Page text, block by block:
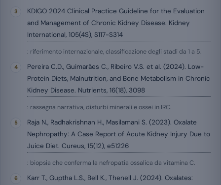
KDIGO 2024 Clinical Practice Guideline for the Evaluation
and Management of Chronic Kidney Disease. Kidney
International, 105(4S), S117-S314
: riferimento internazionale, classificazione degli stadi da 1 a 5.
Pereira C.D., Guimarães C., Ribeiro V.S. et al. (2024). Low-
Protein Diets, Malnutrition, and Bone Metabolism in Chronic
Kidney Disease. Nutrients, 16(18), 3098
: rassegna narrativa, disturbi minerali e ossei in IRC.
Raja N., Radhakrishnan H., Masilamani S. (2023). Oxalate
Nephropathy: A Case Report of Acute Kidney Injury Due to
Juice Diet. Cureus, 15(12), e51226
: biopsia che conferma la nefropatia ossalica da vitamina C.
Karr T., Guptha L.S., Bell K., Thenell J. (2024). Oxalates: